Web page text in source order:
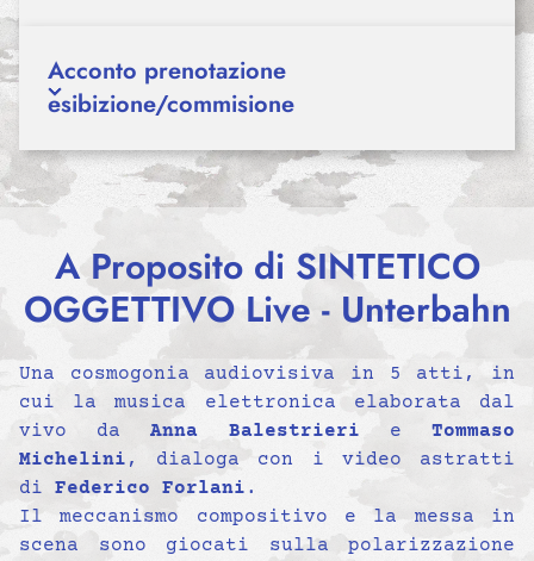
Acconto prenotazione
esibizione/commisione
A Proposito di SINTETICO
OGGETTIVO Live - Unterbahn
Una cosmogonia audiovisiva in 5 atti, in
cui la musica elettronica elaborata dal
vivo daAnna Balestrieri eTommaso
Michelini , dialoga con i video astratti
di Federico Forlani .
Il meccanismo compositivo e la messa in
scena sono giocati sulla polarizzazione